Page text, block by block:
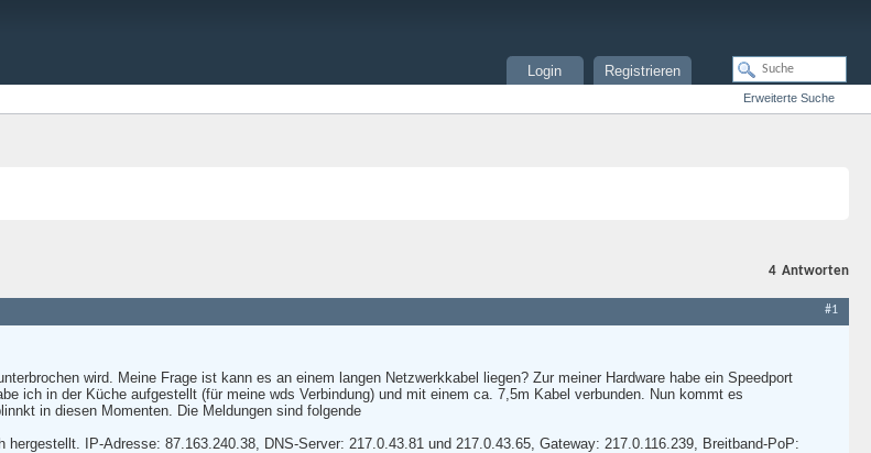
Registrieren
Login
Erweiterte Suche
4 Antworten
#1
wird. Meine Frage ist kann es an einem langen Netzwerkkabel liegen? Zur meiner Hardware habe ein Speedport
ich in der Küche aufgestellt (für meine wds Verbindung) und mit einem ca. 7,5m Kabel verbunden. Nun kommt es
in diesen Momenten. Die Meldungen sind folgende
hergestellt. IP-Adresse: 87.163.240.38, DNS-Server: 217.0.43.81 und 217.0.43.65, Gateway: 217.0.116.239, Breitband-PoP: